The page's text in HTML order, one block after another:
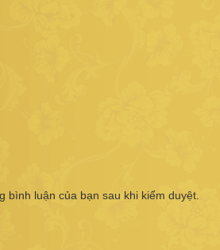
bình luận của bạn sau khi kiểm duyệt.